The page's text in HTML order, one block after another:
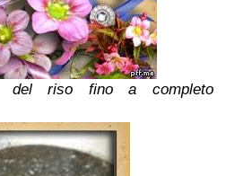
del riso fino a completo